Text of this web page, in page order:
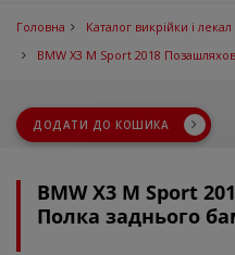
Головна Каталог викрійки і лекал
BMW X3 M Sport 2018
ДОДАТИ ДО КОШИКА
BMW X3 M Sport
Полка заднього